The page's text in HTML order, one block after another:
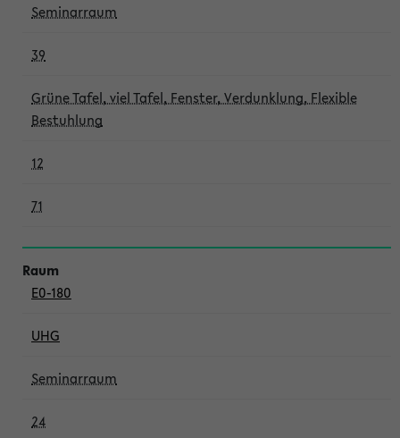
Seminarraum
39
Grüne Tafel, viel Tafel, Fenster, Verdunklung, Flexible
Bestuhlung
12
71
E0-180
UHG
Seminarraum
24